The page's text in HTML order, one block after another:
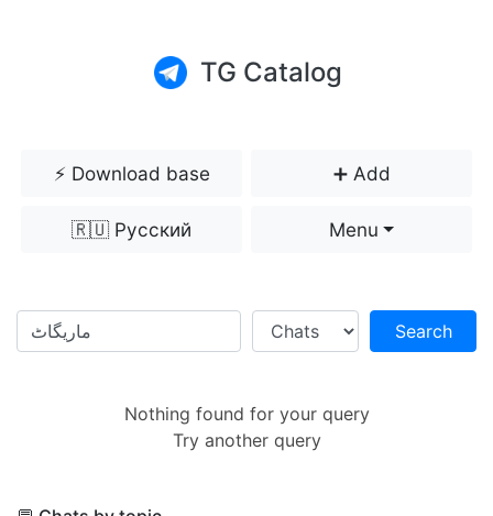
TG Catalog
⚡️ Download base ➕ Add
🇷🇺 Русский Menu
Search
Nothing found for your query
Try another query